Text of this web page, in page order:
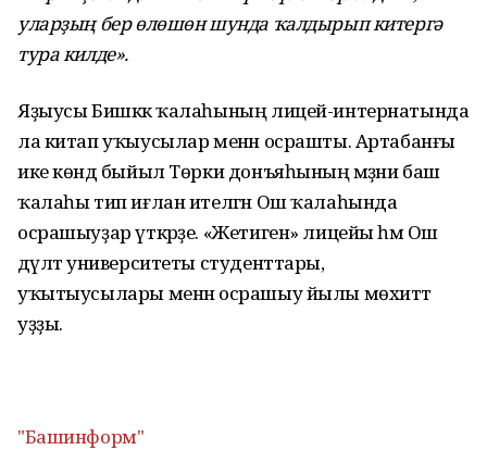
уларҙың бер өлөшөн шунда ҡалдырып китергә
тура килде».
Яҙыусы Бишкәк ҡалаһының лицей-интернатында
ла китап уҡыусылар менән осрашты. Артабанғы
ике көндә быйыл Төрки донъяһының мәҙәни баш
ҡалаһы тип иғлан ителгән Ош ҡалаһында
осрашыуҙар үткәрҙе. «Жетиген» лицейы һәм Ош
дәүләт университеты студенттары,
уҡытыусылары менән осрашыу йылы мөхиттә
уҙҙы.
"Башинформ"